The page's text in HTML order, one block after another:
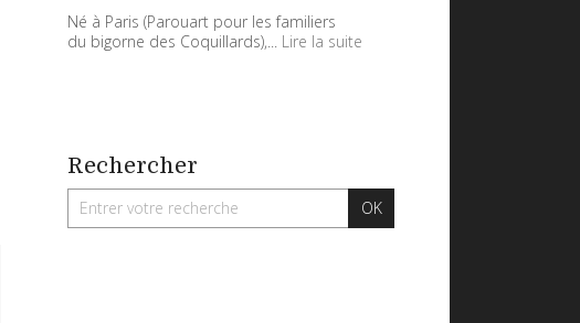
Né à Paris (Parouart pour les familiers
du bigorne des Coquillards),... Lire la suite
Rechercher